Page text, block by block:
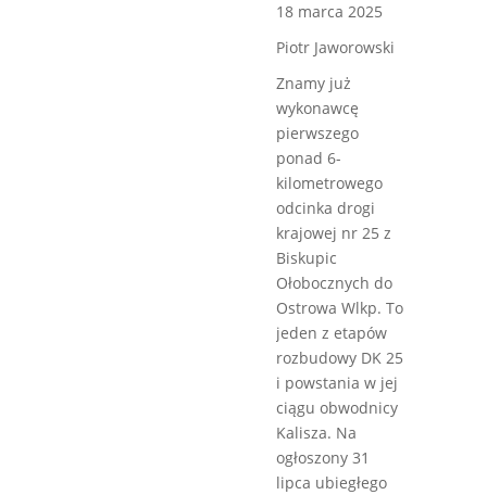
18 marca 2025
Piotr Jaworowski
Znamy już
wykonawcę
pierwszego
ponad 6-
kilometrowego
odcinka drogi
krajowej nr 25 z
Biskupic
Ołobocznych do
Ostrowa Wlkp. To
jeden z etapów
rozbudowy DK 25
i powstania w jej
ciągu obwodnicy
Kalisza. Na
ogłoszony 31
lipca ubiegłego